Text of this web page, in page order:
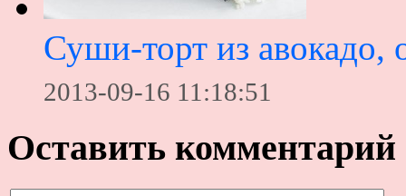
Суши-торт из авокадо,
2013-09-16 11:18:51
Оставить комментарий